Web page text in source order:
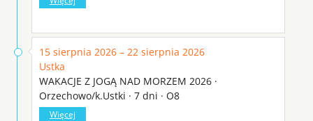
15 sierpnia 2026 – 22 sierpnia 2026
Ustka
WAKACJE Z JOGĄ NAD MORZEM 2026 ·
Orzechowo/k.Ustki · 7 dni · O8
Więcej